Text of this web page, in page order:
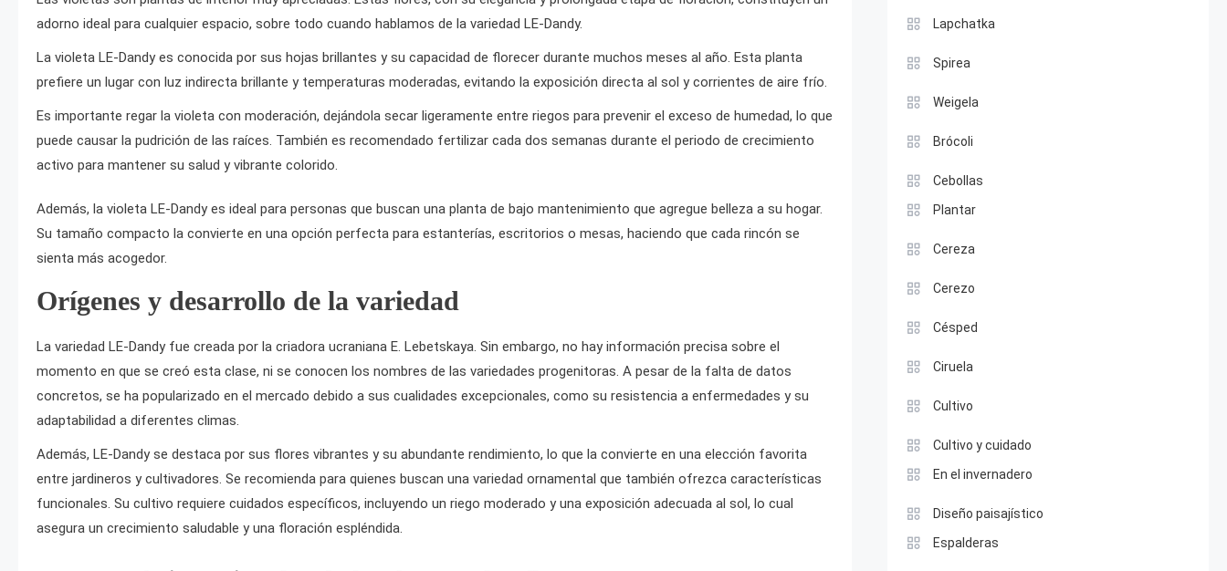
adorno ideal para cualquier espacio, sobre todo cuando hablamos de la variedad LE-Dandy.
La violeta LE-Dandy es conocida por sus hojas brillantes y su capacidad de florecer durante muchos meses al año. Esta planta
prefiere un lugar con luz indirecta brillante y temperaturas moderadas, evitando la exposición directa al sol y corrientes de aire frío.
Es importante regar la violeta con moderación, dejándola secar ligeramente entre riegos para prevenir el exceso de humedad, lo que
puede causar la pudrición de las raíces. También es recomendado fertilizar cada dos semanas durante el periodo de crecimiento
activo para mantener su salud y vibrante colorido.
Además, la violeta LE-Dandy es ideal para personas que buscan una planta de bajo mantenimiento que agregue belleza a su hogar.
Su tamaño compacto la convierte en una opción perfecta para estanterías, escritorios o mesas, haciendo que cada rincón se
sienta más acogedor.
Orígenes y desarrollo de la variedad
La variedad LE-Dandy fue creada por la criadora ucraniana E. Lebetskaya. Sin embargo, no hay información precisa sobre el
momento en que se creó esta clase, ni se conocen los nombres de las variedades progenitoras. A pesar de la falta de datos
concretos, se ha popularizado en el mercado debido a sus cualidades excepcionales, como su resistencia a enfermedades y su
adaptabilidad a diferentes climas.
Además, LE-Dandy se destaca por sus flores vibrantes y su abundante rendimiento, lo que la convierte en una elección favorita
entre jardineros y cultivadores. Se recomienda para quienes buscan una variedad ornamental que también ofrezca características
funcionales. Su cultivo requiere cuidados específicos, incluyendo un riego moderado y una exposición adecuada al sol, lo cual
asegura un crecimiento saludable y una floración espléndida.
Lapchatka
Spirea
Weigela
Brócoli
Cebollas
Plantar
Cereza
Cerezo
Césped
Ciruela
Cultivo
Cultivo y cuidado
En el invernadero
Diseño paisajístico
Espalderas